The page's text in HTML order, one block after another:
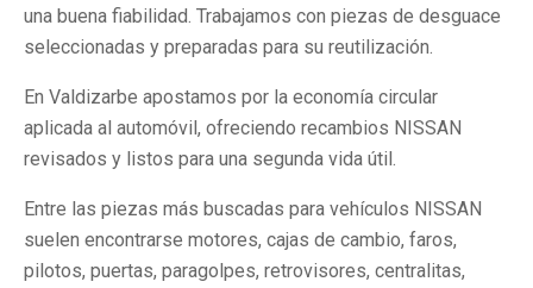
una buena fiabilidad. Trabajamos con piezas de desguace
seleccionadas y preparadas para su reutilización.
En Valdizarbe apostamos por la economía circular
aplicada al automóvil, ofreciendo recambios NISSAN
revisados y listos para una segunda vida útil.
Entre las piezas más buscadas para vehículos NISSAN
suelen encontrarse motores, cajas de cambio, faros,
pilotos, puertas, paragolpes, retrovisores, centralitas,